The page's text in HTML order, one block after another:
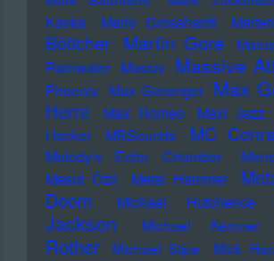
Kavka
Marlo Grosshardt
Böttcher Martin Gore
Rainwater Massiv Massive
Phoenix Max Giesinger Max
Herre
Max Romeo Maxi Jazz
Hecker
MBSounds MC
Melody's Echo Chamber
Mesut Özil
Metal Hammer
Doom
Michael Hutchence
Jackson
Michael Kemner
Rother
Michael Stipe Mick